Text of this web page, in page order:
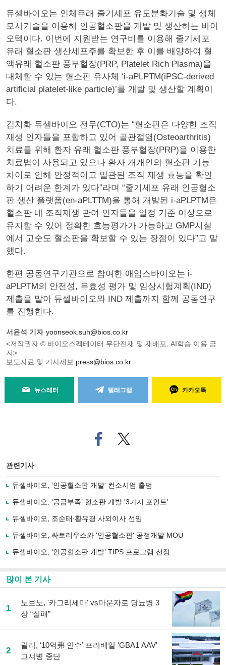
듀셀바이오는 인체유래 줄기세포 유도분화기술 및 생체
모사기술을 이용해 인공혈소판을 개발 및 생산하는 바이
오텍이다. 이번에 지원받는 연구비를 이용해 줄기세포
유래 혈소판 생산세포주를 확보한 후 이를 배양하여 혈
액유래 혈소판 풍부혈장(PRP, Platelet Rich Plasma)을
대체할 수 있는 혈소판 유사체 ‘i-aPLPTM(iPSC-derived
artificial platelet-like particle)’를 개발 및 생산할 계획이
다.
김치화 듀셀바이오 전무(CTO)는 “혈소판은 다양한 조직
재생 인자들을 포함하고 있어 골관절염(Osteoarthritis)
치료를 위해 환자 유래 혈소판 풍부혈장(PRP)을 이용한
치료법이 사용되고 있으나 환자 개개인의 혈소판 기능
차이로 인해 안정적이고 일관된 조직 재생 효능을 확인
하기 어려운 한계가 있다”라며 “줄기세포 유래 인공혈소
판 생산 플랫폼(en-aPLTTM)을 통해 개발된 i-aPLPTM은
혈소판 내 조직재생 관여 인자들을 일정 기준 이상으로
유지할 수 있어 정확한 효능평가가 가능하고 GMP시설
에서 고순도 혈소판을 확보할 수 있는 장점이 있다”고 말
했다.
한편 공동연구기관으로 참여한 애임스바이오는 i-
aPLPTM의 안전성, 유효성 평가 및 임상시험계획(IND)
제출을 맡아 듀셀바이오와 IND 제출까지 함께 공동연구
를 진행한다.
서윤석 기자 yoonseok.suh@bios.co.kr
<저작권자 © 바이오스펙테이터 무단전재 및 재배포, AI학습 이용 금
지>
보도자료 및 기사제보 press@bios.co.kr
뉴스레터 텔레그램 카카오톡
페
이
로
기
사
유
기
트위
터로
관련기사
듀셀바이오, '인공혈소판 개발' 컨소시엄 출범
듀셀바이오, ‘공급부족’ 혈소판 개발 '3가지 포인트'
듀셀바이오, 조순태∙황유경 사외이사 선임
듀셀바이오, 싸토리우스와 '인공혈소판' 공정개발 MOU
듀셀바이오, ‘인공혈소판 개발’ TIPS 프로그램 선정
많이 본 기사
1
노보노, '카그리세마' vs마운자로 당뇨병 3
상 “실패”
2
릴리, ‘10억弗 인수’ 프리베일 'GBA1 AAV'
고셔병 중단